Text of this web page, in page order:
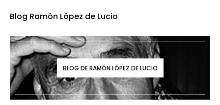
Blog Ramón López de Lucio
BLOG DE RAMÓN LÓPEZ DE LUCIO